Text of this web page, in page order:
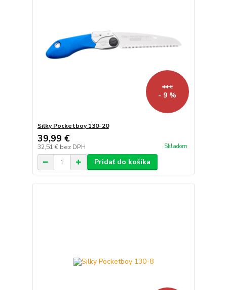
44 €
- 9 %
Silky Pocketboy 130-20
39,99 €
32,51 € bez DPH Skladom
Pridať do košíka